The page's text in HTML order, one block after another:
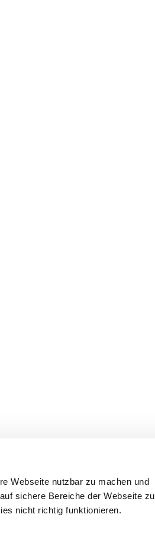
Webseite nutzbar zu machen und
sichere Bereiche der Webseite zu
nicht richtig funktionieren.